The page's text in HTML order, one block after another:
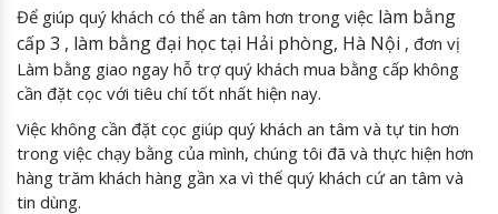
Để giúp quý khách có thể an tâm hơn trong việc làm bằng
cấp 3 , làm bằng đại học tại Hải phòng, Hà Nội , đơn vị
Làm bằng giao ngay hỗ trợ quý khách mua bằng cấp không
cần đặt cọc với tiêu chí tốt nhất hiện nay.
Việc không cần đặt cọc giúp quý khách an tâm và tự tin hơn
trong việc chạy bằng của mình, chúng tôi đã và thực hiện hơn
hàng trăm khách hàng gần xa vì thế quý khách cứ an tâm và
tin dùng.